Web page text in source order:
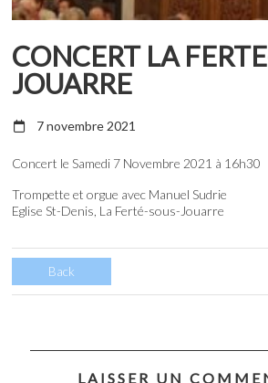
CONCERT LA
JOUARRE
7 novembre 2021
Concert le Samedi 7 Novembre 2021 à 16h30
Trompette et orgue avec Manuel Sudrie
Eglise St-Denis, La Ferté-sous-Jouarre
Back
LAISSER UN